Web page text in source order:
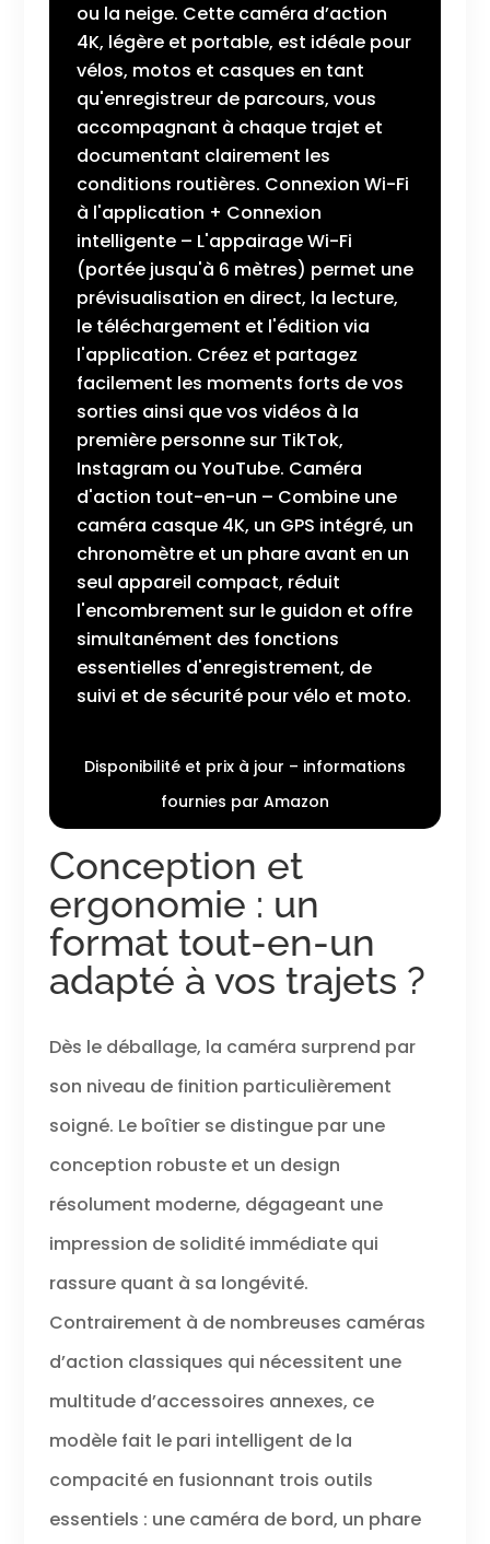
ou la neige. Cette caméra d’action
4K, légère et portable, est idéale pour
vélos, motos et casques en tant
qu'enregistreur de parcours, vous
accompagnant à chaque trajet et
documentant clairement les
conditions routières. Connexion Wi-Fi
à l'application + Connexion
intelligente – L'appairage Wi-Fi
(portée jusqu'à 6 mètres) permet une
prévisualisation en direct, la lecture,
le téléchargement et l'édition via
l'application. Créez et partagez
facilement les moments forts de vos
sorties ainsi que vos vidéos à la
première personne sur TikTok,
Instagram ou YouTube. Caméra
d'action tout-en-un – Combine une
caméra casque 4K, un GPS intégré, un
chronomètre et un phare avant en un
seul appareil compact, réduit
l'encombrement sur le guidon et offre
simultanément des fonctions
essentielles d'enregistrement, de
suivi et de sécurité pour vélo et moto.
Disponibilité et prix à jour – informations
fournies par Amazon
Conception et
ergonomie : un
format tout-en-un
adapté à vos trajets ?
Dès le déballage, la caméra surprend par
son niveau de finition particulièrement
soigné. Le boîtier se distingue par une
conception robuste et un design
résolument moderne, dégageant une
impression de solidité immédiate qui
rassure quant à sa longévité.
Contrairement à de nombreuses caméras
d’action classiques qui nécessitent une
multitude d’accessoires annexes, ce
modèle fait le pari intelligent de la
compacité en fusionnant trois outils
essentiels : une caméra de bord, un phare